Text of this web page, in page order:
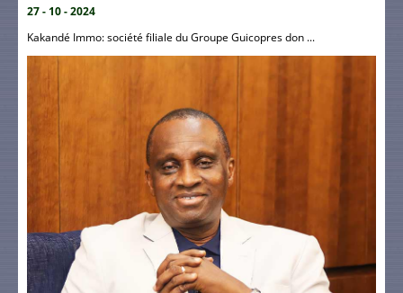
27 - 10 - 2024
Kakandé Immo: société filiale du Groupe Guicopres don ...